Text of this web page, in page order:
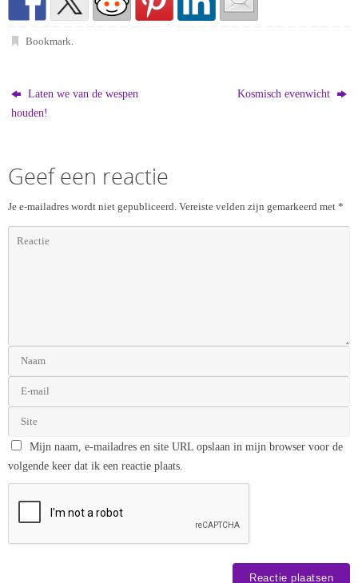
Bookmark
Laten we van de wespen
houden!
Kosmisch evenwicht
Geef een reactie
Je e-mailadres wordt niet gepubliceerd. Vereiste velden zijn gemarkeerd met *
Mijn naam, e-mailadres en site URL opslaan in mijn browser voor de
volgende keer dat ik een reactie plaats.